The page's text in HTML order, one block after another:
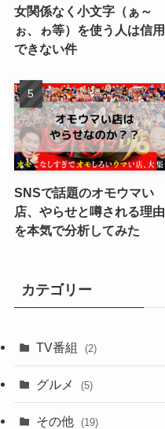
女関係なく小文字（ぁ～
ぉ、ゎ等）を使う人は信用
できない件
SNSで話題のオモウマい
店、やらせと噂される理由
を本気で分析してみた
カテゴリー
TV番組 (2)
グルメ (5)
その他 (19)